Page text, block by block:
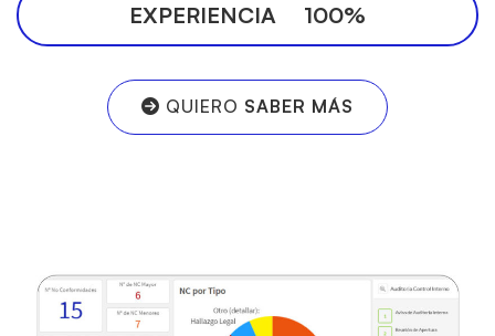
EXPERIENCIA 100%
QUIERO SABER MÁS